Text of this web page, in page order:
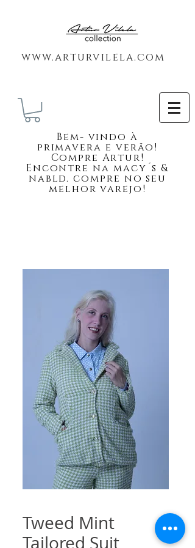
www.arturvilela.com
Bem- vindo à
primavera e verão!
Compre Artur!
Encontre na macy´s &
nabld. compre no seu
melhor varejo!
Tweed Mint
Tailored Suit